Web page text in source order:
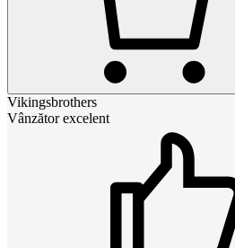
Vikingsbrothers
Vânzător excelent